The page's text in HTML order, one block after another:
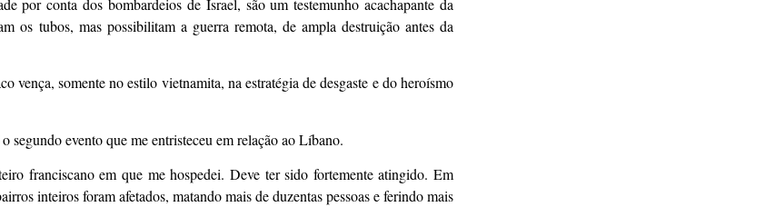
por conta dos bombardeios de Israel, são um testemunho acachapante da
os tubos, mas possibilitam a guerra remota, de ampla destruição antes da
somente no estilo vietnamita, na estratégia de desgaste e do heroísmo
evento que me entristeceu em relação ao Líbano.
franciscano em que me hospedei. Deve ter sido fortemente atingido. Em
inteiros foram afetados, matando mais de duzentas pessoas e ferindo mais